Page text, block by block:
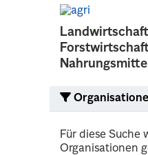
Für diese Suche
Organisationen